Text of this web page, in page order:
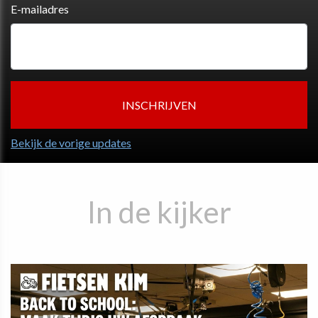
E-mailadres
Bekijk de vorige updates
In de kijker